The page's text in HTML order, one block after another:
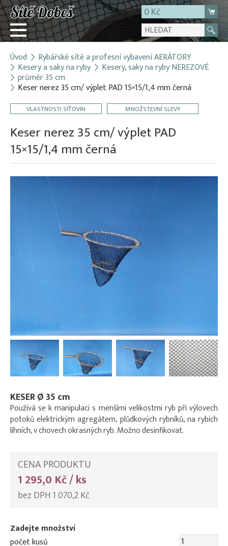
0 Kč
Přihlásit
Registrace
O firmě
Kontakt
Úvod Rybářské sítě a profesní vybavení AERÁTORY
Kesery a saky na ryby Kesery, saky na ryby NEREZOVÉ
průměr 35 cm
Keser nerez 35 cm/ výplet PAD 15×15/1,4 mm černá
VLASTNOSTI SÍŤOVIN MNOŽSTEVNÍ SLEVY
Keser nerez 35 cm/ výplet PAD
15×15/1,4 mm černá
KESER Ø 35 cm
Používá se k manipulaci s menšími velikostmi ryb při výlovech
potoků elektrickým agregátem, plůdkových rybníků, na rybích
líhních, v chovech okrasných ryb. Možno desinfikovat.
CENA PRODUKTU
1 295,0 Kč / ks
bez DPH 1 070,2 Kč
Zadejte množství
počet kusů